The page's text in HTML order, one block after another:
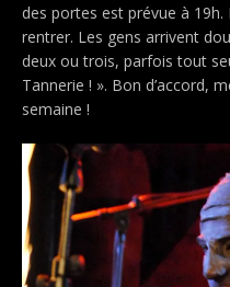
des portes est prévue à 19h.
rentrer. Les gens arrivent
deux ou trois, parfois tout
Tannerie ! ». Bon d’accord,
semaine !